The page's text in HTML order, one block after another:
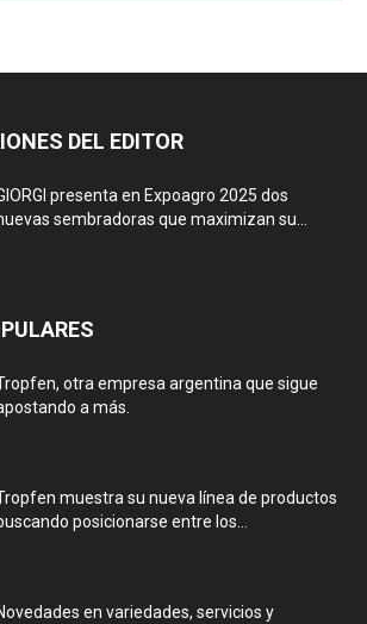
DEL EDITOR
presenta en Expoagro 2025 dos
sembradoras que maximizan su...
otra empresa argentina que sigue
a más.
muestra su nueva línea de productos
posicionarse entre los...
en variedades, servicios y